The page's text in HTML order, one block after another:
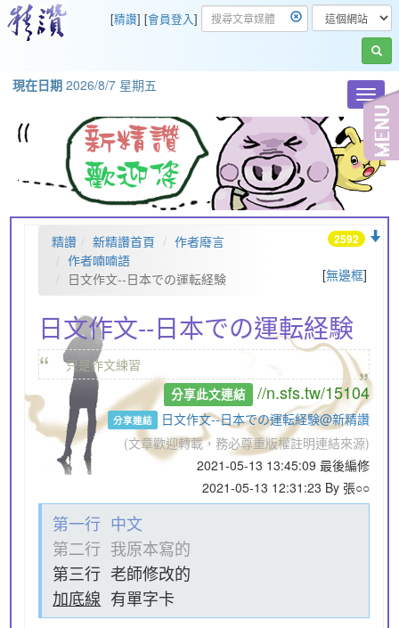
[精讚] [會員登入]
現在日期 2026/8/7 星期五
[無邊框]
精讚 新精讚首頁
作者廢言
作者喃喃語
日文作文--日本での運転経験
2592
日文作文--日本での運転経験
“ 只是作文練習 „
分享此文連結 //n.sfs.tw/15104
分享連結
日文作文--日本での運転経験@新精讚
(文章歡迎轉載，務必尊重版權註明連結來源)
2021-05-13 13:45:09 最後編修
2021-05-13 12:31:23 By 張○○
第一行 中文
第二行 我原本寫的
第三行 老師修改的
加底線 有單字卡